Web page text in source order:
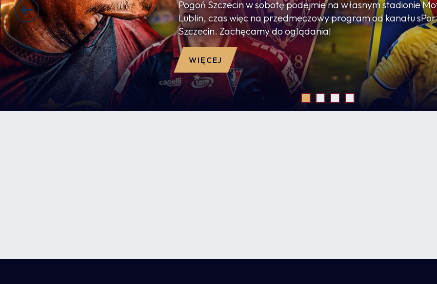
W PUCHARZE, EKSPERT
TOP 10 FANTASY
EKSTRAKLASY [WIDEO]
Pogoń Szczecin w sobotę podejmie na własnym stadionie
Lublin, czas więc na przedmeczowy program od kanału
Szczecin. Zachęcamy do oglądania!
WIĘCEJ